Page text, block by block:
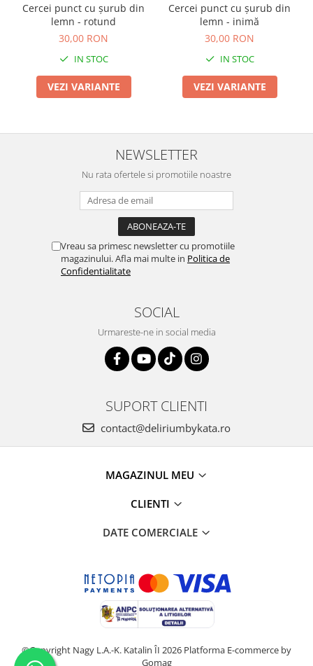
Cercei punct cu șurub din
lemn - rotund
30,00 RON
IN STOC
VEZI VARIANTE
Cercei punct cu șurub din
lemn - inimă
30,00 RON
IN STOC
VEZI VARIANTE
NEWSLETTER
Nu rata ofertele si promotiile noastre
Vreau sa primesc newsletter cu promotiile
magazinului. Afla mai multe in Politica de
Confidentialitate
SOCIAL
Urmareste-ne in social media
SUPORT CLIENTI
contact@deliriumbykata.ro
MAGAZINUL MEU
CLIENTI
DATE COMERCIALE
©Copyright Nagy L.A.-K. Katalin ÎI 2026 Platforma E-commerce by
Gomag